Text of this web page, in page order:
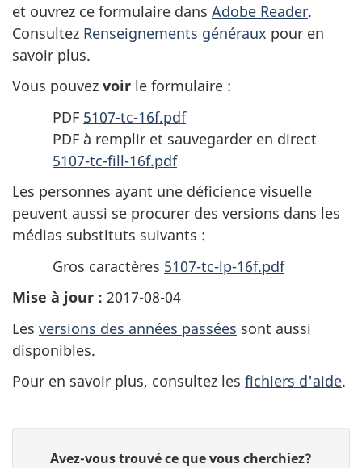
et ouvrez ce formulaire dans Adobe Reader.
Consultez Renseignements généraux pour en
savoir plus.
Vous pouvez voir le formulaire :
PDF 5107-tc-16f.pdf
PDF à remplir et sauvegarder en direct
5107-tc-fill-16f.pdf
Les personnes ayant une déficience visuelle
peuvent aussi se procurer des versions dans les
médias substituts suivants :
Gros caractères 5107-tc-lp-16f.pdf
Mise à jour : 2017-08-04
Les versions des années passées sont aussi
disponibles.
Pour en savoir plus, consultez les fichiers d'aide.
Avez-vous trouvé ce que vous cherchiez?